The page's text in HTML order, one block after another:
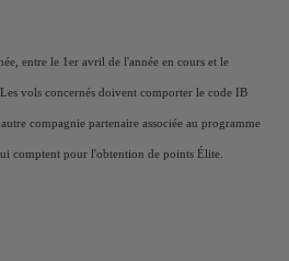
entre le 1er avril de l'année en cours et le
vols concernés doivent comporter le code IB
compagnie partenaire associée au programme
comptent pour l'obtention de points Élite.